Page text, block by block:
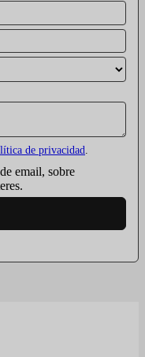
de privacidad.
email, sobre